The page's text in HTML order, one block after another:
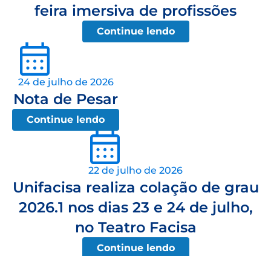
feira imersiva de profissões
Continue lendo
24 de julho de 2026
Nota de Pesar
Continue lendo
22 de julho de 2026
Unifacisa realiza colação de grau
2026.1 nos dias 23 e 24 de julho,
no Teatro Facisa
Continue lendo